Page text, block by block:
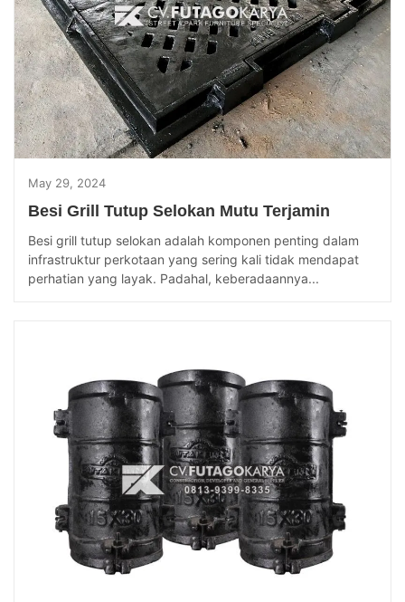
May 29, 2024
Besi Grill Tutup Selokan Mutu Terjamin
Besi grill tutup selokan adalah komponen penting dalam
infrastruktur perkotaan yang sering kali tidak mendapat
perhatian yang layak. Padahal, keberadaannya...